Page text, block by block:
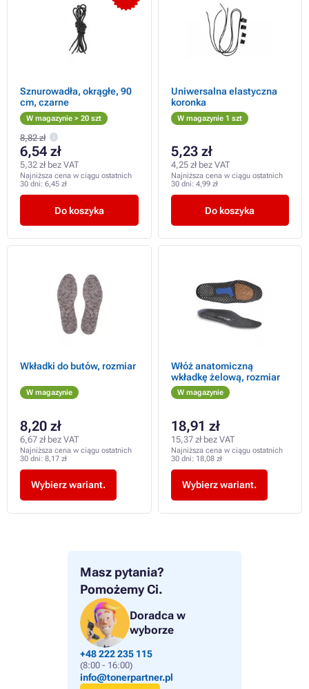
Masz pytania?
Pomożemy Ci.
Doradca w
wyborze
+48 222 235 115
(8:00 - 16:00)
info@tonerpartner.pl
Sznurowadła, okrągłe, 90
cm, czarne
W magazynie > 20 szt
8,82 zł
6,54 zł
5,32 zł bez VAT
Najniższa cena w ciągu ostatnich
30 dni: 6,45 zł
Do koszyka
Uniwersalna elastyczna
koronka
W magazynie 1 szt
5,23 zł
4,25 zł bez VAT
Najniższa cena w ciągu ostatnich
30 dni: 4,99 zł
Do koszyka
Wkładki do butów, rozmiar
W magazynie
8,20 zł
6,67 zł bez VAT
Najniższa cena w ciągu ostatnich
30 dni: 8,17 zł
Wybierz wariant.
Włóż anatomiczną
wkładkę żelową, rozmiar
W magazynie
18,91 zł
15,37 zł bez VAT
Najniższa cena w ciągu ostatnich
30 dni: 18,08 zł
Wybierz wariant.